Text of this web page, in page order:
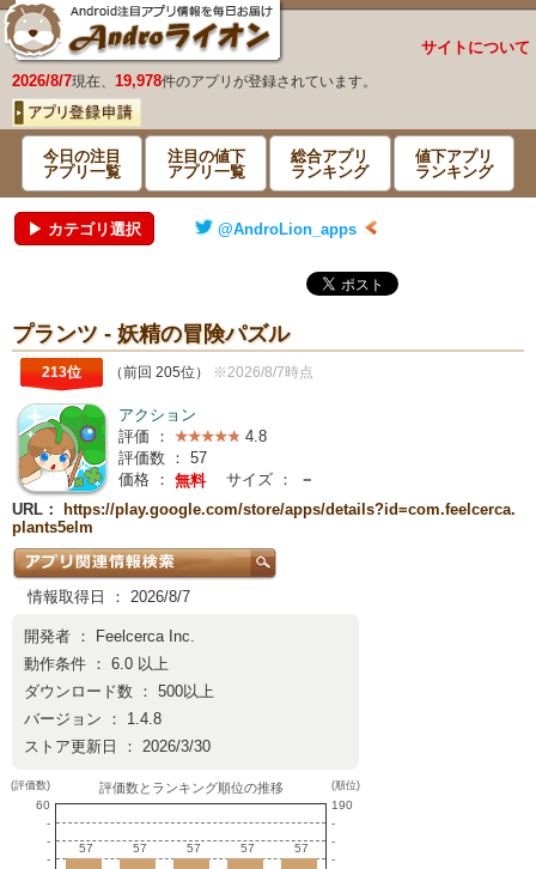
サイトについて
2026/8/7現在、 19,978件のアプリが登録されています。
今日の注目
アプリ一覧
注目の値下
アプリ一覧
総合アプリ
ランキング
値下アプリ
ランキング
▶ カテゴリ選択 @AndroLion_apps
プランツ - 妖精の冒険パズル
213位 （前回 205位） ※2026/8/7時点
アクション
評価 ：
4.8
評価数 ： 57
価格 ： 無料 サイズ ：
－
URL：
https://play.google.com/store/apps/details?id=com.feelcerca.
plants5elm
情報取得日 ： 2026/8/7
開発者 ：
Feelcerca Inc.
動作条件 ： 6.0 以上
ダウンロード数 ： 500以上
バージョン ： 1.4.8
ストア更新日 ： 2026/3/30
(評価数)
60
-
-
-
評価数とランキング順位の推移
57
57 57
57 57
57 57
57 57
57
(順位)
190
-
-
-